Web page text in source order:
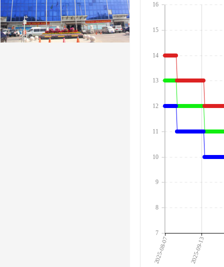
2025-08-07 2025-09-13
7
8
9
10
11
12
13
14
15
16